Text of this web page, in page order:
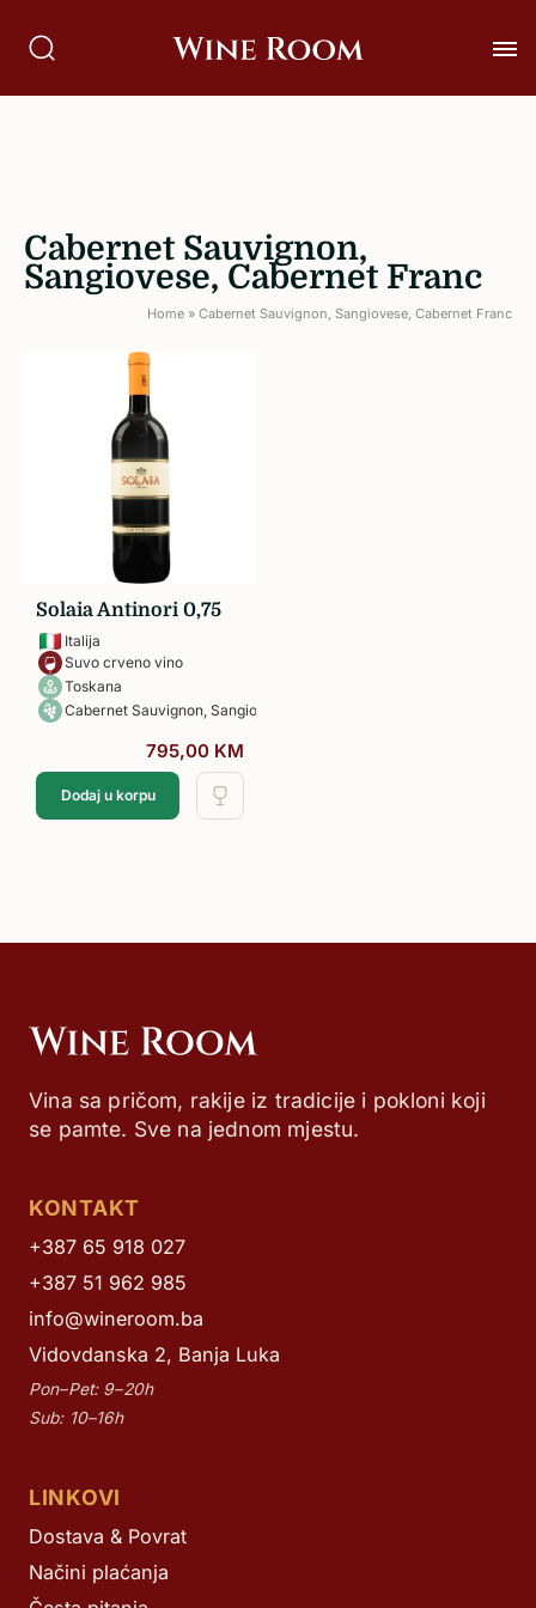
Cabernet Sauvignon,
Sangiovese, Cabernet Franc
Home » Cabernet Sauvignon, Sangiovese, Cabernet Franc
Solaia Antinori 0,75
Italija
Suvo crveno vino
Toskana
Cabernet Sauvignon, Sangiovese, Cabernet Franc
795,00 KM
Dodaj u korpu
Vina sa pričom, rakije iz tradicije i pokloni koji
se pamte. Sve na jednom mjestu.
KONTAKT
+387 65 918 027
+387 51 962 985
info@wineroom.ba
Vidovdanska 2, Banja Luka
Pon–Pet: 9–20h
Sub: 10–16h
LINKOVI
Dostava & Povrat
Načini plaćanja